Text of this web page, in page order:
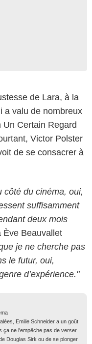
de Lara, à la
a valu de nombreux
Un Certain Regard
Victor Polster
de se consacrer à
côté du cinéma, oui,
suffisamment
deux mois
Ève Beauvallet
je ne cherche pas
le futur, oui,
d’expérience."
Emilie Schneider a un goût
ça ne l'empêche pas de verser
Douglas Sirk ou de se plonger